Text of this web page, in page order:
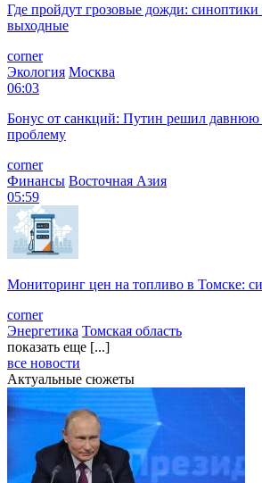
Где пройдут грозовые дожди:
выходные
corner
Экология Москва
06:03
Бонус от санкций: Путин решил давнюю
проблему
corner
Финансы Восточная Азия
05:59
Мониторинг цен на топливо в Томске:
corner
Энергетика Томская область
показать еще [...]
все новости
Актуальные сюжеты